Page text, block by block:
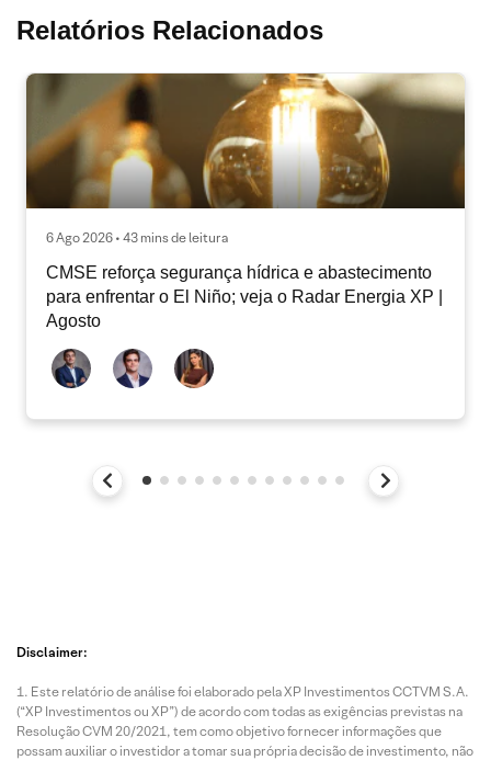
Relatórios Relacionados
6 Ago 2026 • 43 mins de leitura
CMSE reforça segurança hídrica e abastecimento
para enfrentar o El Niño; veja o Radar Energia XP |
Agosto
Disclaimer:
Este relatório de análise foi elaborado pela XP Investimentos CCTVM S.A.
(“XP Investimentos ou XP”) de acordo com todas as exigências previstas na
Resolução CVM 20/2021, tem como objetivo fornecer informações que
possam auxiliar o investidor a tomar sua própria decisão de investimento, não